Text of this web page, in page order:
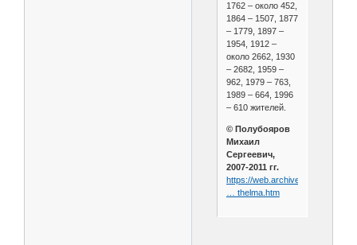
1762 – около 452,
1864 – 1507, 1877
– 1779, 1897 –
1954, 1912 –
около 2662, 1930
– 2682, 1959 –
962, 1979 – 763,
1989 – 664, 1996
– 610 жителей.
© Полубояров
Михаил
Сергеевич,
2007-2011 гг.
https://web.archive.org/web/
… thelma.htm